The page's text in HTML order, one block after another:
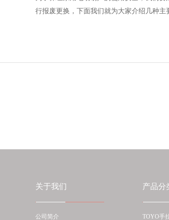
行报废更换，下面我们就为大家介绍几种主
关于我们
公司简介
产品分
TOYO手